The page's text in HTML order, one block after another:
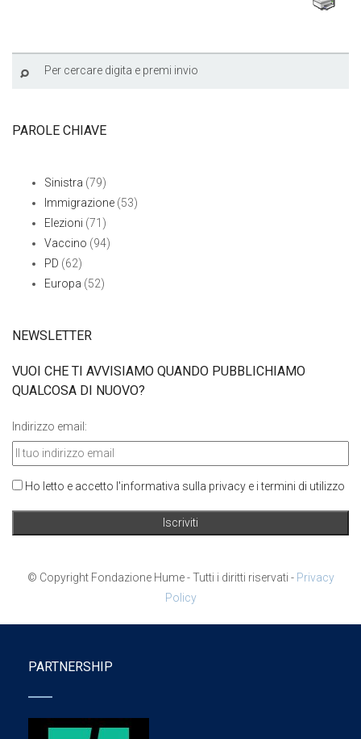
PAROLE CHIAVE
Sinistra (79)
Immigrazione (53)
Elezioni (71)
Vaccino (94)
PD (62)
Europa (52)
NEWSLETTER
VUOI CHE TI AVVISIAMO QUANDO PUBBLICHIAMO
QUALCOSA DI NUOVO?
Indirizzo email:
Ho letto e accetto l'informativa sulla privacy e i termini di utilizzo
© Copyright Fondazione Hume - Tutti i diritti riservati - Privacy
Policy
PARTNERSHIP